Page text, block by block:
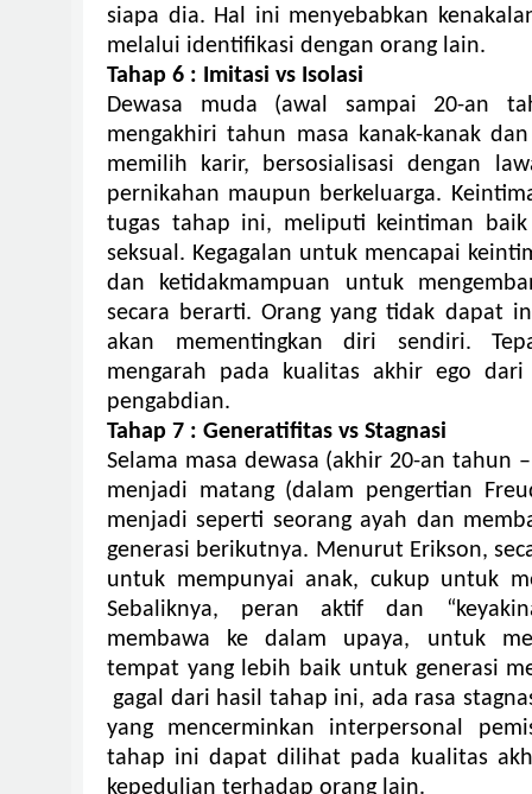
siapa dia. Hal ini menyebabkan
melalui identifikasi dengan orang lain.
Tahap 6 : Imitasi vs Isolasi
Dewasa muda (awal sampai 20-an
mengakhiri tahun masa kanak-kanak
memilih karir, bersosialisasi dengan
pernikahan maupun berkeluarga.
tugas tahap ini, meliputi keintiman
seksual. Kegagalan untuk mencapai
dan ketidakmampuan untuk
secara berarti.Orang yang tidak dapat
akan mementingkan diri sendiri.
mengarah pada kualitas akhir ego
pengabdian.
Tahap 7 : Generatifitas vs Stagnasi
Selama masa dewasa (akhir 20-an tahun
menjadi matang (dalam pengertian
menjadi seperti seorang ayah dan
generasi berikutnya. Menurut Erikson,
untuk mempunyai anak, cukup untuk
Sebaliknya, peran aktif dan
membawa ke dalam upaya, untuk
tempat yang lebih baik untuk generasi
gagal dari hasil tahap ini, ada rasa
yang mencerminkan interpersonal
tahap ini dapat dilihat pada kualitas
kepedulian terhadap orang lain.